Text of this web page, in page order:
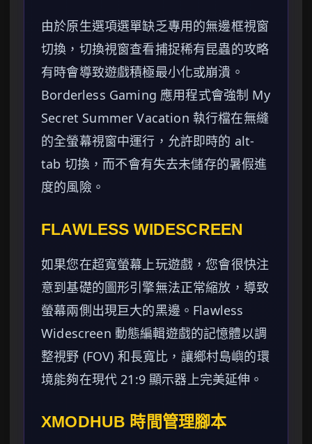
由於原生選項選單缺乏專用的無邊框視窗
切換，切換視窗查看捕捉稀有昆蟲的攻略
有時會導致遊戲積極最小化或崩潰。
Borderless Gaming 應用程式會強制 My
Secret Summer Vacation 執行檔在無縫
的全螢幕視窗中運行，允許即時的 alt-
tab 切換，而不會有失去未儲存的暑假進
度的風險。
FLAWLESS WIDESCREEN
如果您在超寬螢幕上玩遊戲，您會很快注
意到基礎的圖形引擎無法正常縮放，導致
螢幕兩側出現巨大的黑邊。Flawless
Widescreen 動態編輯遊戲的記憶體以調
整視野 (FOV) 和長寬比，讓鄉村島嶼的環
境能夠在現代 21:9 顯示器上完美延伸。
XMODHUB 時間管理腳本